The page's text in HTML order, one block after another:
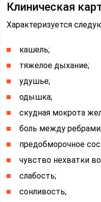
Клиническая
Характеризуется
кашель;
тяжелое дыхание;
удушье;
одышка;
скудная мокрота
боль между
предобморочное
чувство нехватки
слабость;
сонливость;